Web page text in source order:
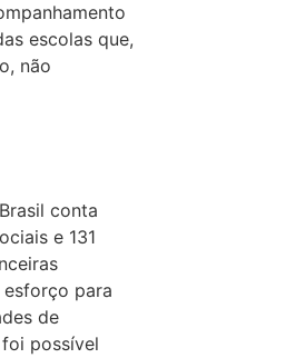
escolas que,
não
conta
e 131
para
de
possível